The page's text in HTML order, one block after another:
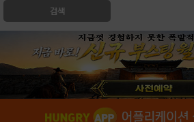
검색